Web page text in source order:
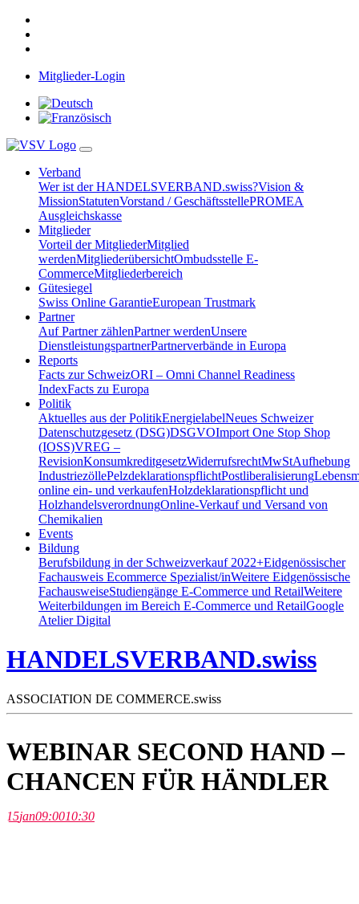
Mitglieder-Login
Verband
Wer ist der HANDELSVERBAND.swiss?Vision &
MissionStatutenVorstand / GeschäftsstellePROMEA
Ausgleichskasse
Mitglieder
Vorteil der MitgliederMitglied
werdenMitgliederübersichtOmbudsstelle E-
CommerceMitgliederbereich
Gütesiegel
Swiss Online GarantieEuropean Trustmark
Partner
Auf Partner zählenPartner werdenUnsere
DienstleistungspartnerPartnerverbände in Europa
Reports
Facts zur SchweizORI – Omni Channel Readiness
IndexFacts zu Europa
Politik
Aktuelles aus der PolitikEnergielabelNeues Schweizer
Datenschutzgesetz (DSG)DSGVOImport One Stop Shop
(IOSS)VREG –
RevisionKonsumkreditgesetzWiderrufsrechtMwStAufhebung
IndustriezöllePelzdeklarationspflichtPostliberalisierung
online ein- und verkaufenHolzdeklarationspflicht und
HolzhandelsverordnungOnline-Verkauf und Versand von
Chemikalien
Events
Bildung
Berufsbildung in der Schweizverkauf 2022+Eidgenössischer
Fachausweis Ecommerce Spezialist/inWeitere Eidgenössische
FachausweiseStudiengänge E-Commerce und RetailWeitere
Weiterbildungen im Bereich E-Commerce und RetailGoogle
Atelier Digital
HANDELSVERBAND.swiss
ASSOCIATION DE COMMERCE.swiss
WEBINAR SECOND HAND –
CHANCEN FÜR HÄNDLER
15jan09:0010:30